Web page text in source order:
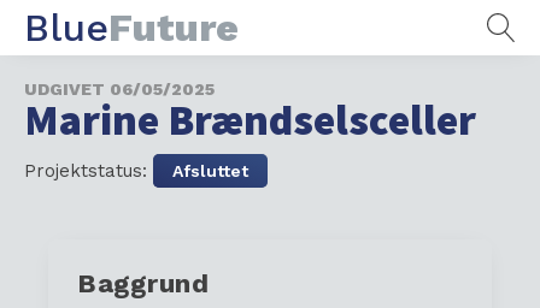
BlueFuture
UDGIVET 06/05/2025
Marine Brændselsceller
Projektstatus: Afsluttet
Baggrund